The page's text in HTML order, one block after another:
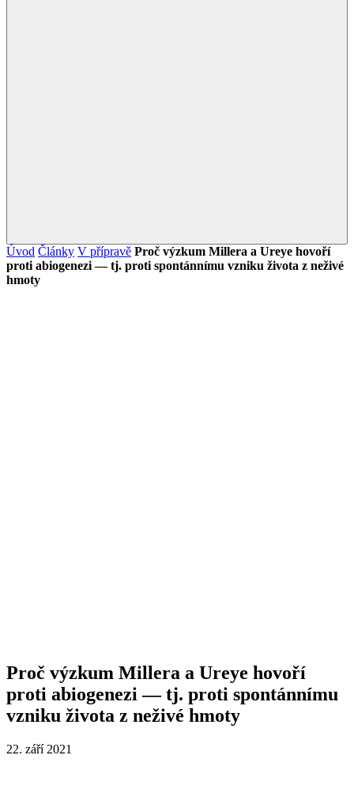
Úvod Články V přípravě Proč výzkum Millera a Ureye hovoří
proti abiogenezi — tj. proti spontánnímu vzniku života z neživé
hmoty
Proč výzkum Millera a Ureye hovoří
proti abiogenezi — tj. proti spontánnímu
vzniku života z neživé hmoty
22. září 2021